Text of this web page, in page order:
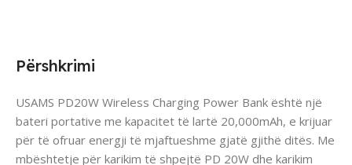
Përshkrimi
USAMS PD20W Wireless Charging Power Bank është një
bateri portative me kapacitet të lartë 20,000mAh, e krijuar
për të ofruar energji të mjaftueshme gjatë gjithë ditës. Me
mbështetje për karikim të shpejtë PD 20W dhe karikim